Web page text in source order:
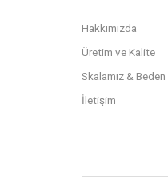
Hakkımızda
Üretim ve Kalite
Skalamız &
İletişim